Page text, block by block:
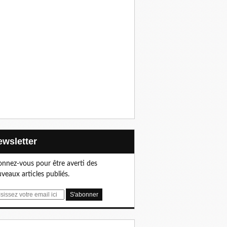
vous pour être averti des
articles publiés.